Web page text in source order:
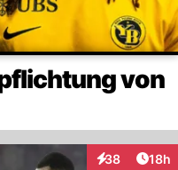
von
38
Interaktionen
18h